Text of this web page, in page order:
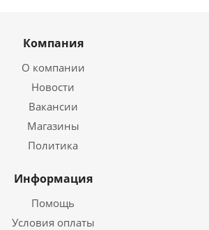
Компания
О компании
Новости
Вакансии
Магазины
Политика
Информация
Помощь
Условия оплаты